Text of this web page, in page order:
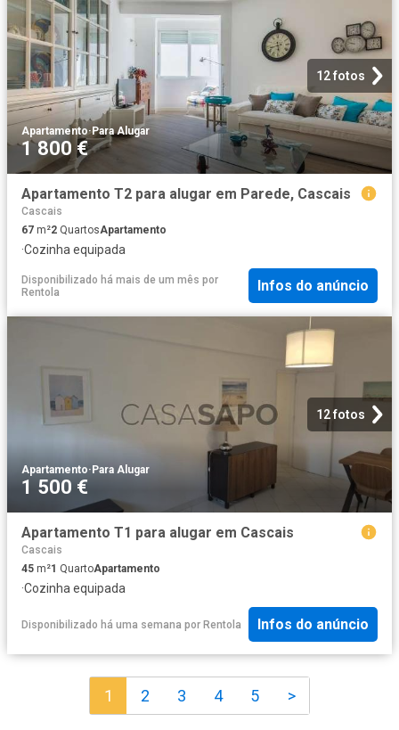
12 fotos
Apartamento·Para Alugar
1 800 €
Apartamento T2 para alugar em Parede, Cascais
Cascais
67 m²2 QuartosApartamento
·Cozinha equipada
Disponibilizado há mais de um mês por
Rentola
Infos do anúncio
12 fotos
Apartamento·Para Alugar
1 500 €
Apartamento T1 para alugar em Cascais
Cascais
45 m²1 QuartoApartamento
·Cozinha equipada
Disponibilizado há uma semana por Rentola Infos do anúncio
1 2 3 4 5 >